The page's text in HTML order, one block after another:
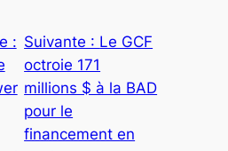
: Suivante : Le GCF
octroie 171
millions $ à la BAD
pour le
financement en